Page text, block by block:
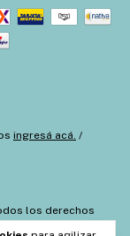
ingresá acá. /
los derechos